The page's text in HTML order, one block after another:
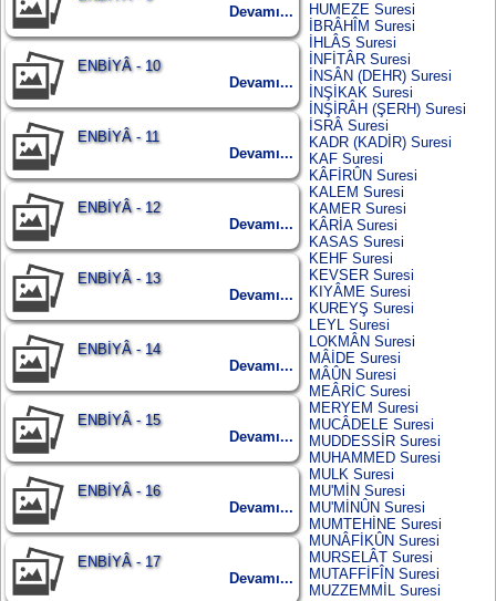
Devamı...
ENBİYÂ - 10
Devamı...
ENBİYÂ - 11
Devamı...
ENBİYÂ - 12
Devamı...
ENBİYÂ - 13
Devamı...
ENBİYÂ - 14
Devamı...
ENBİYÂ - 15
Devamı...
ENBİYÂ - 16
Devamı...
ENBİYÂ - 17
Devamı...
HUMEZE Suresi
İBRÂHÎM Suresi
İHLÂS Suresi
İNFİTÂR Suresi
İNSÂN (DEHR) Suresi
İNŞİKAK Suresi
İNŞİRÂH (ŞERH) Suresi
İSRÂ Suresi
KADR (KADİR) Suresi
KAF Suresi
KÂFİRÛN Suresi
KALEM Suresi
KAMER Suresi
KÂRİA Suresi
KASAS Suresi
KEHF Suresi
KEVSER Suresi
KIYÂME Suresi
KUREYŞ Suresi
LEYL Suresi
LOKMÂN Suresi
MÂİDE Suresi
MÂÛN Suresi
MEÂRİC Suresi
MERYEM Suresi
MUCÂDELE Suresi
MUDDESSİR Suresi
MUHAMMED Suresi
MULK Suresi
MU'MİN Suresi
MU'MİNÛN Suresi
MUMTEHİNE Suresi
MUNÂFİKÛN Suresi
MURSELÂT Suresi
MUTAFFİFÎN Suresi
MUZZEMMİL Suresi